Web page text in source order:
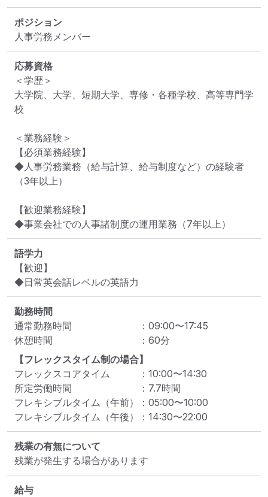
ポジション
人事労務メンバー
応募資格
＜学歴＞
大学院、大学、短期大学、専修・各種学校、高等専門学
校
＜業務経験＞
【必須業務経験】
◆人事労務業務（給与計算、給与制度など）の経験者
（3年以上）
【歓迎業務経験】
語学力
【歓迎】
◆日常英会話レベルの英語力
勤務時間
通常勤務時間
： 09:00〜17:45
休憩時間
： 60分
【フレックスタイム制の場合】
フレックスコアタイム
： 10:00〜14:30
所定労働時間
： 7.7時間
フレキシブルタイム（午前）
： 05:00〜10:00
フレキシブルタイム（午後）
： 14:30〜22:00
残業の有無について
残業が発生する場合があります
給与